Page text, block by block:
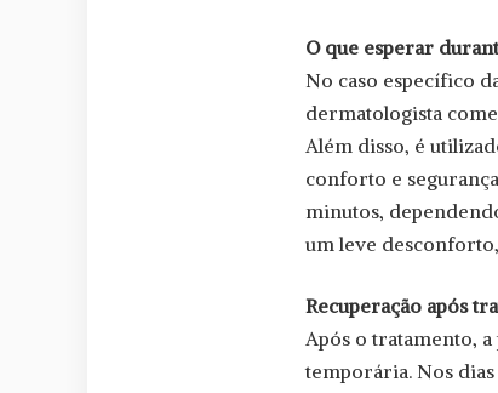
O que esperar
No caso específico
dermatologista
Além disso, é
conforto e
minutos,
um leve
Recuperação após
Após o tratamento,
temporária. Nos